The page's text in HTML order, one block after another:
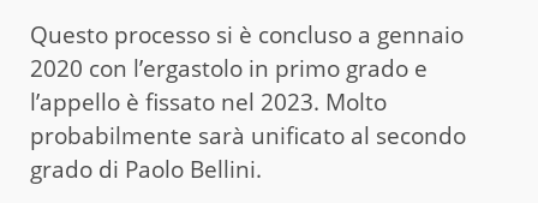
Questo processo si è concluso a gennaio
2020 con l’ergastolo in primo grado e
l’appello è fissato nel 2023. Molto
probabilmente sarà unificato al secondo
grado di Paolo Bellini.